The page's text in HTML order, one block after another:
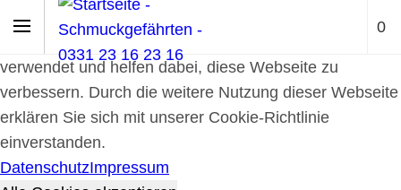
Cookie-Richtlinie
Cookies werden zur Benutzerführung und Webanalyse
verwendet und helfen dabei, diese Webseite zu
verbessern. Durch die weitere Nutzung dieser Webseite
erklären Sie sich mit unserer Cookie-Richtlinie
einverstanden.
DatenschutzImpressum
0